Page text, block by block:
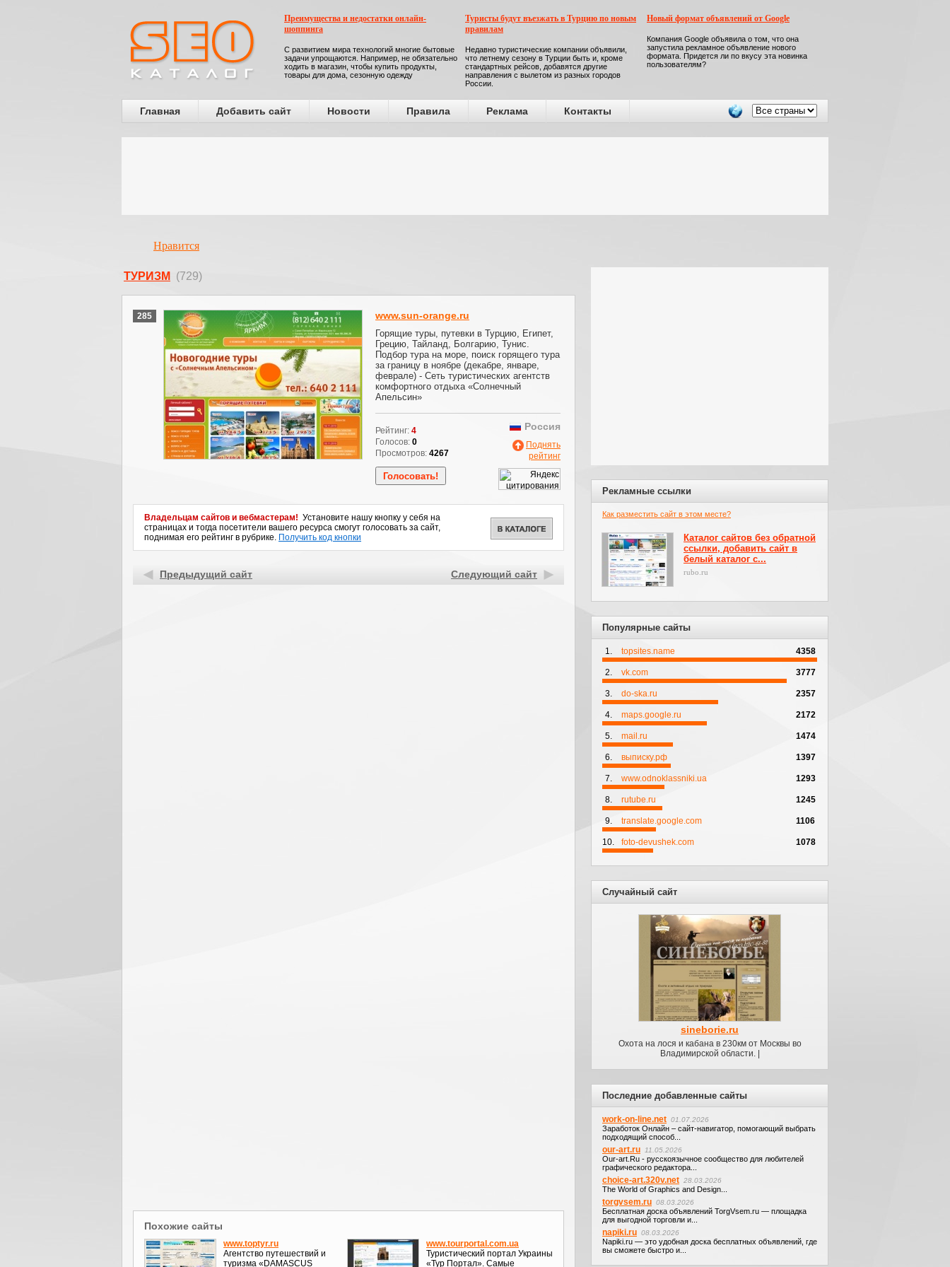
Преимущества и недостатки онлайн-
шоппинга
С развитием мира технологий многие бытовые
задачи упрощаются. Например, не обязательно
ходить в магазин, чтобы купить продукты,
товары для дома, сезонную одежду
Туристы будут въезжать в Турцию по новым
правилам
Недавно туристические компании объявили,
что летнему сезону в Турции быть и, кроме
стандартных рейсов, добавятся другие
направления с вылетом из разных городов
России.
Новый формат объявлений от Google
Компания Google объявила о том, что она
запустила рекламное объявление нового
формата. Придется ли по вкусу эта новинка
пользователям?
Главная Добавить сайт Новости Правила Реклама Контакты
Нравится
ТУРИЗМ (729)
285 www.sun-orange.ru
Горящие туры, путевки в Турцию, Египет,
Грецию, Тайланд, Болгарию, Тунис.
Подбор тура на море, поиск горящего тура
за границу в ноябре (декабре, январе,
феврале) - Сеть туристических агентств
комфортного отдыха «Солнечный
Апельсин»
Рейтинг: 4
Голосов: 0
Просмотров: 4267
Россия
Поднять
рейтинг
Владельцам сайтов и вебмастерам! Установите нашу кнопку у себя на
страницах и тогда посетители вашего ресурса смогут голосовать за сайт,
поднимая его рейтинг в рубрике. Получить код кнопки
Предыдущий сайт Следующий сайт
Похожие сайты
www.toptyr.ru
Агентство путешествий и
туризма «DAMASCUS
www.tourportal.com.ua
Туристический портал Украины
«Тур Портал». Самые
Рекламные ссылки
Как разместить сайт в этом месте?
Каталог сайтов без обратной
ссылки, добавить сайт в
белый каталог с...
rubo.ru
Популярные сайты
1. topsites.name 4358
2. vk.com 3777
3. do-ska.ru 2357
4. maps.google.ru 2172
5. mail.ru 1474
6. выписку.рф 1397
7. www.odnoklassniki.ua 1293
8. rutube.ru 1245
9. translate.google.com 1106
10. foto-devushek.com 1078
Случайный сайт
sineborie.ru
Охота на лося и кабана в 230км от Москвы во
Владимирской области. |
Последние добавленные сайты
work-on-line.net 01.07.2026
Заработок Онлайн – сайт-навигатор, помогающий выбрать
подходящий способ...
our-art.ru 11.05.2026
Our-art.Ru - русскоязычное сообщество для любителей
графического редактора...
choice-art.320v.net 28.03.2026
The World of Graphics and Design...
torgvsem.ru 08.03.2026
Бесплатная доска объявлений TorgVsem.ru — площадка
для выгодной торговли и...
napiki.ru 08.03.2026
Napiki.ru — это удобная доска бесплатных объявлений, где
вы сможете быстро и...